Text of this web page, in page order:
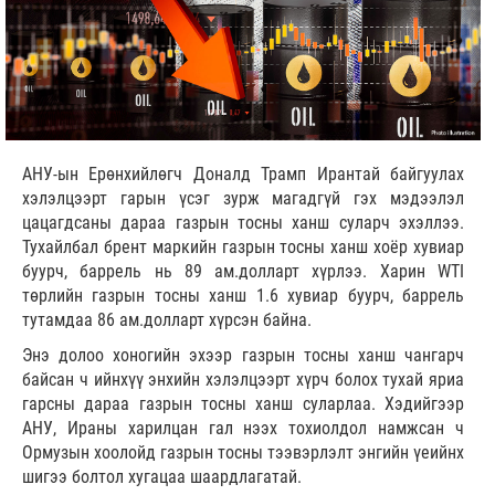
АНУ-ын Ерөнхийлөгч Доналд Трамп Ирантай байгуулах
хэлэлцээрт гарын үсэг зурж магадгүй гэх мэдээлэл
цацагдсаны дараа газрын тосны ханш суларч эхэллээ.
Тухайлбал брент маркийн газрын тосны ханш хоёр хувиар
буурч, баррель нь 89 ам.долларт хүрлээ. Харин WTI
төрлийн газрын тосны ханш 1.6 хувиар буурч, баррель
тутамдаа 86 ам.долларт хүрсэн байна.
Энэ долоо хоногийн эхээр газрын тосны ханш чангарч
байсан ч ийнхүү энхийн хэлэлцээрт хүрч болох тухай яриа
гарсны дараа газрын тосны ханш суларлаа. Хэдийгээр
АНУ, Ираны харилцан гал нээх тохиолдол намжсан ч
Ормузын хоолойд газрын тосны тээвэрлэлт энгийн үеийнх
шигээ болтол хугацаа шаардлагатай.